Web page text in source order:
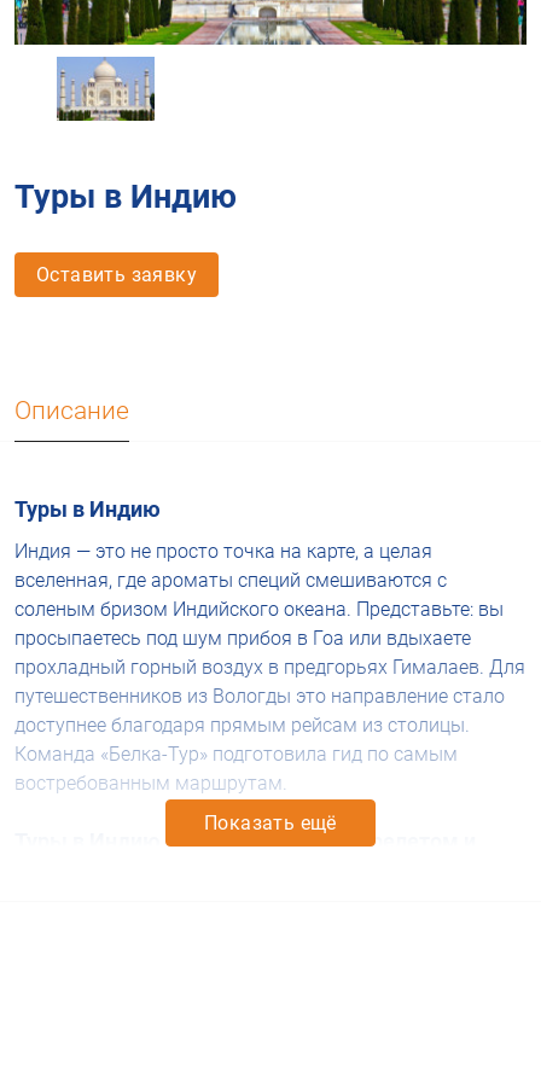
Туры в Индию
Оставить заявку
Описание
Туры в Индию
Индия — это не просто точка на карте, а целая
вселенная, где ароматы специй смешиваются с
соленым бризом Индийского океана. Представьте: вы
просыпаетесь под шум прибоя в Гоа или вдыхаете
прохладный горный воздух в предгорьях Гималаев. Для
путешественников из Вологды это направление стало
доступнее благодаря прямым рейсам из столицы.
Команда «Белка-Тур» подготовила гид по самым
востребованным маршрутам.
Туры в Индию из Москвы с авиаперелетом
Показать ещё